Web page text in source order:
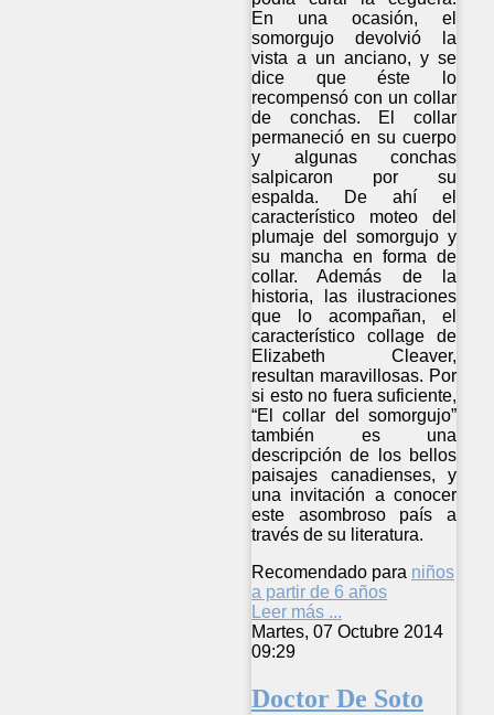
En una ocasión, el
somorgujo devolvió la
vista a un anciano, y se
dice que éste lo
recompensó con un collar
de conchas. El collar
permaneció en su cuerpo
y algunas conchas
salpicaron por su
espalda. De ahí el
característico moteo del
plumaje del somorgujo y
su mancha en forma de
collar. Además de la
historia, las ilustraciones
que lo acompañan, el
característico collage de
Elizabeth Cleaver,
resultan maravillosas. Por
si esto no fuera suficiente,
“El collar del somorgujo”
también es una
descripción de los bellos
paisajes canadienses, y
una invitación a conocer
este asombroso país a
través de su literatura.
Recomendado para niños
a partir de 6 años
Leer más ...
Martes, 07 Octubre 2014
09:29
Doctor De Soto